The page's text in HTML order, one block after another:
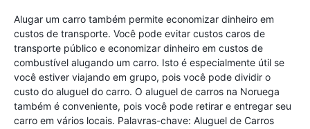
Alugar um carro também permite economizar dinheiro em
custos de transporte. Você pode evitar custos caros de
transporte público e economizar dinheiro em custos de
combustível alugando um carro. Isto é especialmente útil se
você estiver viajando em grupo, pois você pode dividir o
custo do aluguel do carro. O aluguel de carros na Noruega
também é conveniente, pois você pode retirar e entregar seu
carro em vários locais. Palavras-chave: Aluguel de Carros